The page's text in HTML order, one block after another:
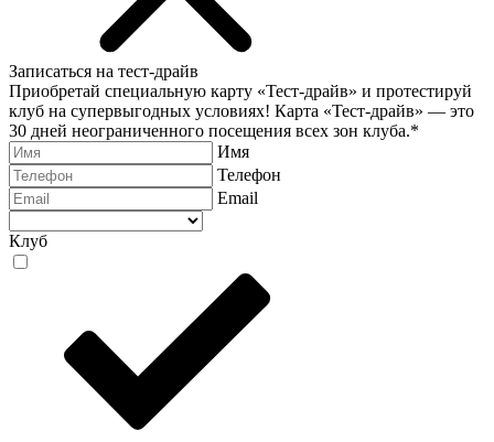
Записаться на тест-драйв
Приобретай специальную карту «Тест-драйв» и протестируй
клуб на супервыгодных условиях! Карта «Тест-драйв» — это
30 дней неограниченного посещения всех зон клуба.*
Имя
Телефон
Email
Клуб